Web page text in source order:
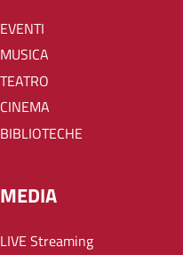
EVENTI
MUSICA
TEATRO
CINEMA
BIBLIOTECHE
MEDIA
LIVE Streaming